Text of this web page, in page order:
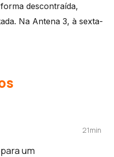
descontraída,
Na Antena 3, à sexta-
um
21min